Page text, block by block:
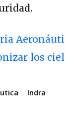
los
Indra